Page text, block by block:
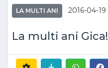
LA MULTI ANI 2016-04-19
La multi ani Gica!